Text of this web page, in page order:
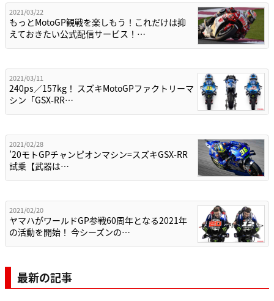
2021/03/22
もっとMotoGP観戦を楽しもう！これだけは抑
えておきたい公式配信サービス！…
2021/03/11
240ps／157kg！ スズキMotoGPファクトリーマ
シン「GSX-RR…
2021/02/28
’20モトGPチャンピオンマシン=スズキGSX-RR
試乗【武器は…
2021/02/20
ヤマハがワールドGP参戦60周年となる2021年
の活動を開始！ 今シーズンの…
最新の記事